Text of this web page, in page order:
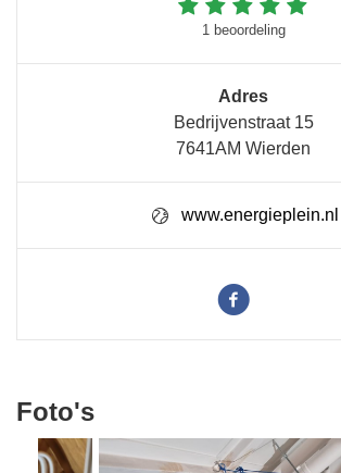
1 beoordeling
Adres
Bedrijvenstraat 15
7641AM Wierden
www.energieplein.nl
Foto's